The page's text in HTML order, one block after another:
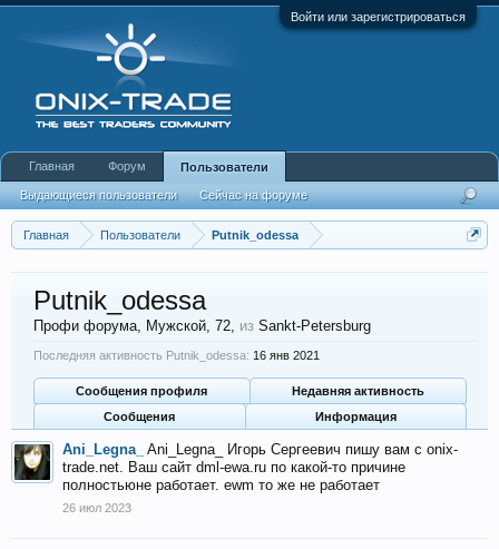
Войти или зарегистрироваться
Главная Пользователи Putnik_odessa
Putnik_odessa
Профи форума, Мужской, 72, из Sankt-Petersburg
Последняя активность Putnik_odessa: 16 янв 2021
Сообщения профиля
Недавняя активность
Сообщения
Информация
Ani_Legna_ Ani_Legna_ Игорь Сергеевич пишу вам с onix-
trade.net. Ваш сайт dml-ewa.ru по какой-то причине
полностьюне работает. ewm то же не работает
26 июл 2023
Главная Форум Пользователи
Выдающиеся пользователи Сейчас на форуме
Недавняя активность Новые сообщения профиля